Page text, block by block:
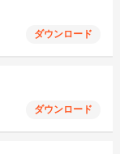
ダウンロード
ダウンロード